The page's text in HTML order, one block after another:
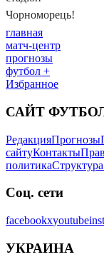
главная
матч-центр
прогнозы
футбол +
Избранное
САЙТ
РедакцияПрогнозы
сайтуКонтакты
политика
Соц. сети
facebookxyoutube
УКРАИНА